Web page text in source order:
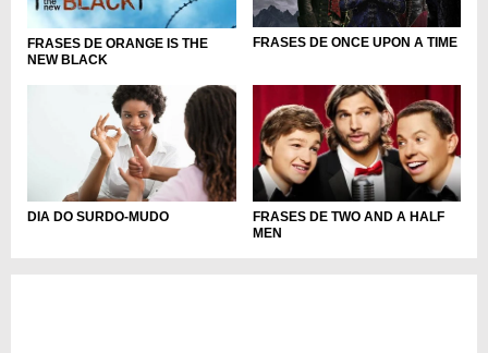
FRASES DE ORANGE IS THE
NEW BLACK
FRASES DE ONCE UPON A TIME
DIA DO SURDO-MUDO
FRASES DE TWO AND A HALF
MEN